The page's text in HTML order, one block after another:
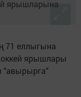
71 еллыгына
ярышлары
"авырырга"